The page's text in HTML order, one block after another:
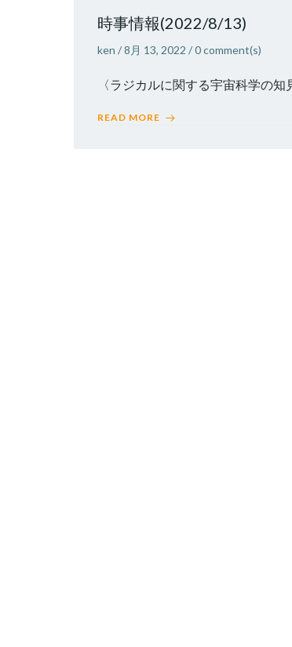
時事情報(2022/8/13)
ken /8月 13, 2022 /0comment(s)
〈ラジカルに関する宇宙科学の
READ MORE